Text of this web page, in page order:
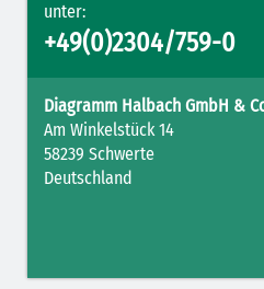
unter:
+49(0)2304/759-0
Diagramm Halbach GmbH &
Am Winkelstück 14
58239 Schwerte
Deutschland